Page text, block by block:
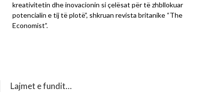
kreativitetin dhe inovacionin si çelësat për të zhbllokuar
potencialin e tij të plotë”, shkruan revista britanike “The
Economist”.
Lajmet e fundit…